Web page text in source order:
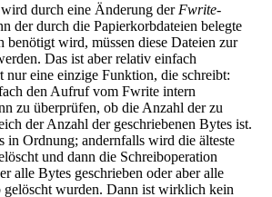
durch eine Änderung der Fwrite-
der durch die Papierkorbdateien belegte
wird, müssen diese Dateien zur
Das ist aber relativ einfach
nur eine einzige Funktion, die schreibt:
den Aufruf vom Fwrite intern
zu überprüfen, ob die Anzahl der zu
der Anzahl der geschriebenen Bytes ist.
in Ordnung; andernfalls wird die älteste
und dann die Schreiboperation
alle Bytes geschrieben oder aber alle
gelöscht wurden. Dann ist wirklich kein